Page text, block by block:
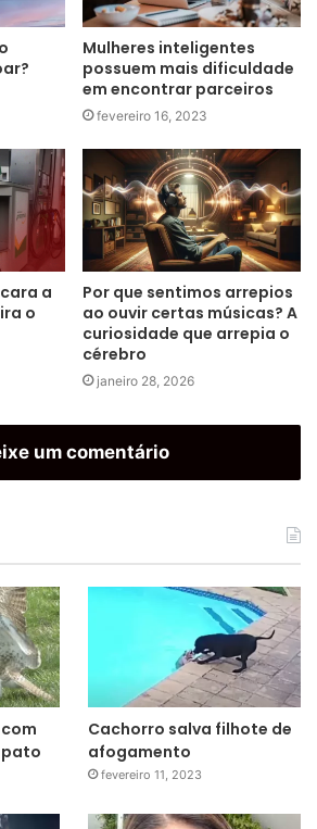
Mulheres inteligentes
possuem mais dificuldade
em encontrar parceiros
fevereiro 16, 2023
a
o
Por que sentimos arrepios
ao ouvir certas músicas? A
curiosidade que arrepia o
cérebro
janeiro 28, 2026
um comentário
Cachorro salva filhote de
afogamento
fevereiro 11, 2023